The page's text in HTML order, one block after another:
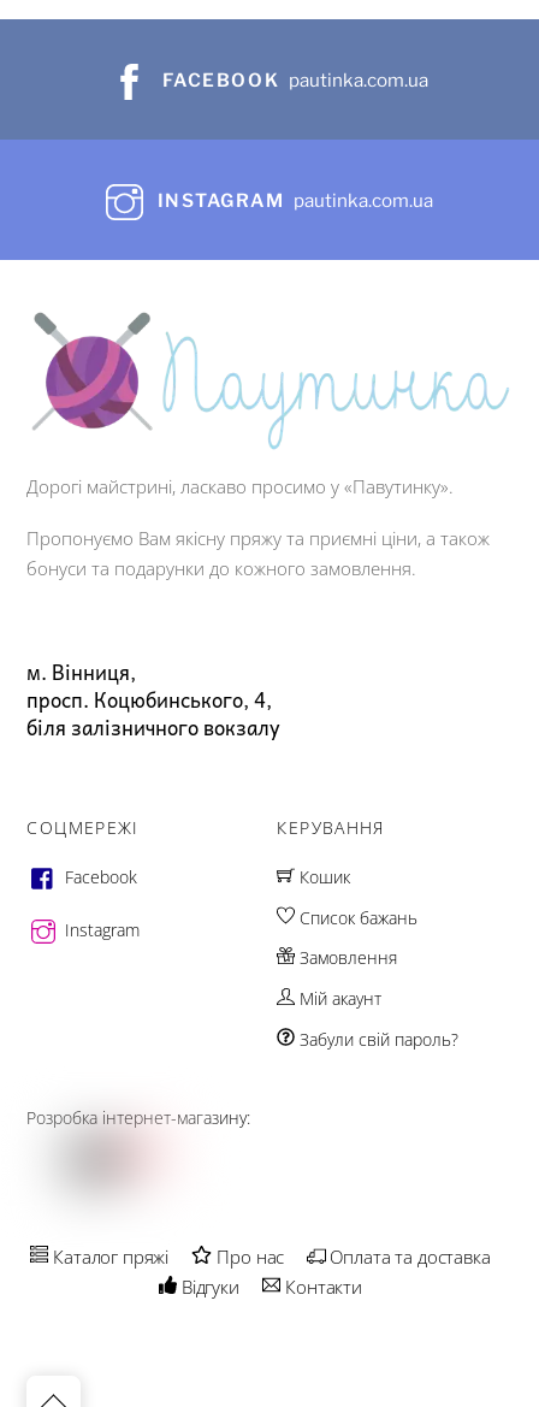
FACEBOOK pautinka.com.ua
INSTAGRAM pautinka.com.ua
Дорогі майстрині, ласкаво просимо у «Павутинку».
Пропонуємо Вам якісну пряжу та приємні ціни, а також
бонуси та подарунки до кожного замовлення.
м. Вінниця,
просп. Коцюбинського, 4,
біля залізничного вокзалу
СОЦМЕРЕЖІ
Facebook
Instagram
КЕРУВАННЯ
Кошик
Список бажань
Замовлення
Мій акаунт
Забули свій пароль?
Розробка інтернет-магазину:
Каталог пряжі Про нас
Оплата та доставка
Відгуки
Контакти
Back